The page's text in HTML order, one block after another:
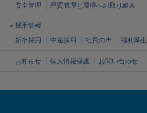
安全管理 品質管理と環境への取り組み
採用情報
新卒採用 中途採用 社員の声 福利厚生
お知らせ 個人情報保護 お問い合わせ